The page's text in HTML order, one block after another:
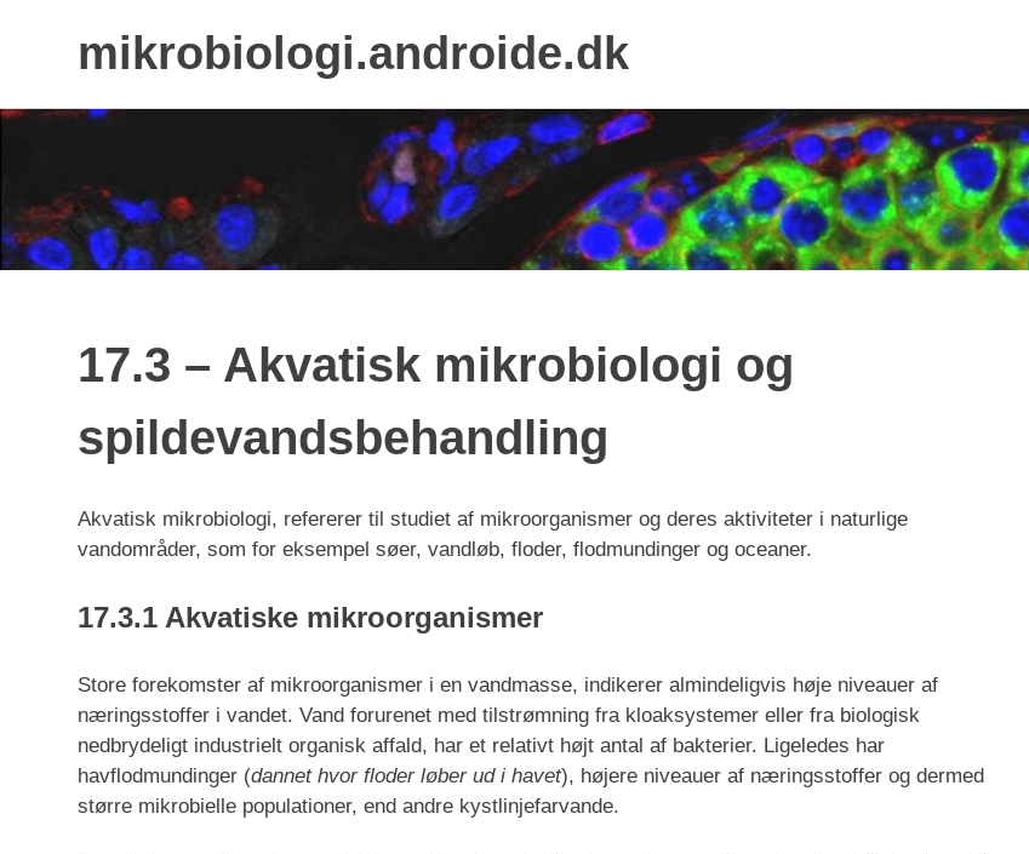
Skip
mikrobiologi.androide.dk
17.3 – Akvatisk mikrobiologi og
spildevandsbehandling
Akvatisk mikrobiologi, refererer til studiet af mikroorganismer og deres aktiviteter i naturlige
vandområder, som for eksempel søer, vandløb, floder, flodmundinger og oceaner.
17.3.1 Akvatiske mikroorganismer
Store forekomster af mikroorganismer i en vandmasse, indikerer almindeligvis høje niveauer af
næringsstoffer i vandet. Vand forurenet med tilstrømning fra kloaksystemer eller fra biologisk
nedbrydeligt industrielt organisk affald, har et relativt højt antal af bakterier. Ligeledes har
havflodmundinger (dannet hvor floder løber ud i havet), højere niveauer af næringsstoffer og dermed
større mikrobielle populationer, end andre kystlinjefarvande.